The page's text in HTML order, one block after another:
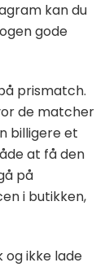
kan du
gode
prismatch.
de matcher
billigere et
at få den
på
i butikken,
ikke lade